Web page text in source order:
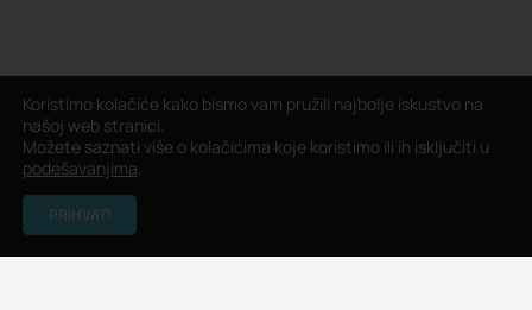
Koristimo kolačiće kako bismo vam pružili najbolje iskustvo na
našoj web stranici.
Možete saznati više o kolačićima koje koristimo ili ih isključiti u
podešavanjima.
PRIHVATI